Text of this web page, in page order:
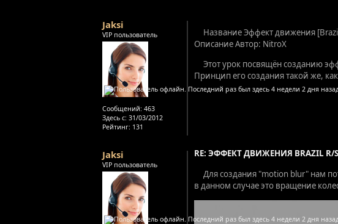
Jaksi
VIP пользователь
Сообщений: 463
Здесь с: 31/03/2012
Рейтинг: 131
Название Эффект движения
Описание Автор: NitroX
Этот урок посвящён созданию
Принцип его создания такой же,
Jaksi
VIP пользователь
RE: ЭФФЕКТ ДВИЖЕНИЯ BRAZIL R/S
Для создания "motion blur" нам
в данном случае это вращение